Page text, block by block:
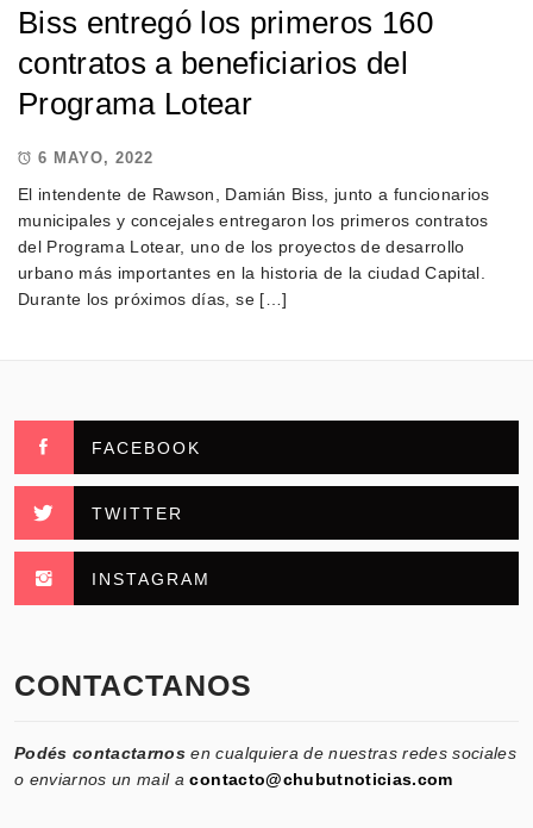
Biss entregó los primeros 160
contratos a beneficiarios del
Programa Lotear
6 MAYO, 2022
El intendente de Rawson, Damián Biss, junto a funcionarios
municipales y concejales entregaron los primeros contratos
del Programa Lotear, uno de los proyectos de desarrollo
urbano más importantes en la historia de la ciudad Capital.
Durante los próximos días, se […]
FACEBOOK
TWITTER
INSTAGRAM
CONTACTANOS
Podés contactarnos en cualquiera de nuestras redes sociales
o enviarnos un mail acontacto@chubutnoticias.com